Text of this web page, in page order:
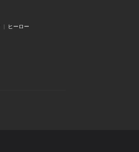
ヒーロー